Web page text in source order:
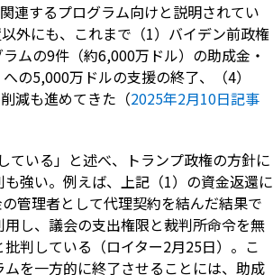
連するプログラム向けと説明されてい
外にも、これまで（1）バイデン前政権
ムの9件（約6,000万ドル）の助成金・
5,000万ドルの支援の終了、（4）
減も進めてきた（2025年2月10日記事
ている」と述べ、トランプ政権の方針に
強い。例えば、上記（1）の資金返還に
管理者として代理契約を結んだ結果で
し、議会の支出権限と裁判所命令を無
判している（ロイター2月25日）。こ
を一方的に終了させることには、助成